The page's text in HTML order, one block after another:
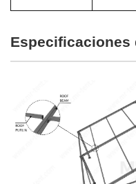
Especificaciones